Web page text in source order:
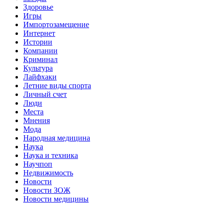
Здоровье
Игры
Импортозамещение
Интернет
Истории
Компании
Криминал
Культура
Лайфхаки
Летние виды спорта
Личный счет
Люди
Места
Мнения
Мода
Народная медицина
Наука
Наука и техника
Научпоп
Недвижимость
Новости
Новости ЗОЖ
Новости медицины